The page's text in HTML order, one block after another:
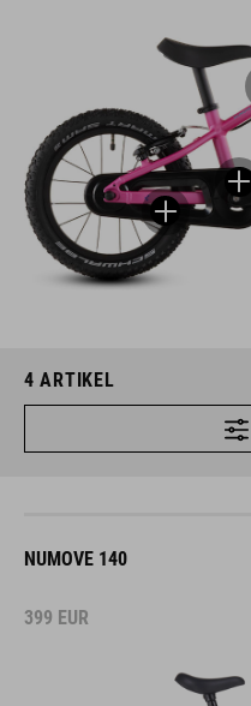
4 ARTIKEL
NUMOVE 140
399 EUR